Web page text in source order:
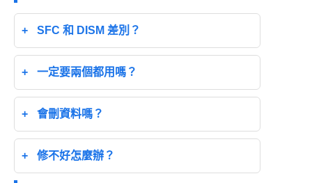
SFC 和 DISM 差別？
一定要兩個都用嗎？
會刪資料嗎？
修不好怎麼辦？